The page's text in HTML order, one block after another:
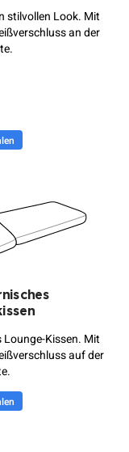
stilvollen Look. Mit
an der
Lounge-Kissen. Mit
auf der